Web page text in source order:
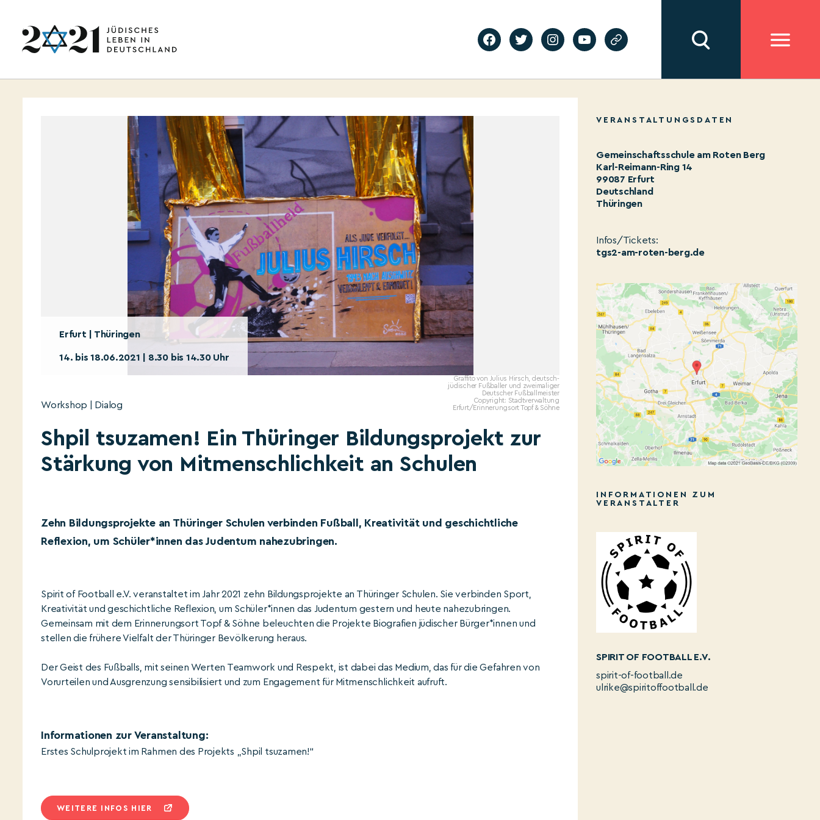
Erfurt | Thüringen
14. bis 18.06.2021 | 8.30 bis 14.30 Uhr
Graffito von Julius Hirsch, deutsch-
jüdischer Fußballer und zweimaliger
Deutscher Fußballmeister
Copyright: Stadtverwaltung
Erfurt/Erinnerungsort Topf & Söhne
Workshop | Dialog
Shpil tsuzamen! Ein Thüringer Bildungsprojekt zur
Stärkung von Mitmenschlichkeit an Schulen
Zehn Bildungsprojekte an Thüringer Schulen verbinden Fußball, Kreativität und geschichtliche
Reflexion, um Schüler*innen das Judentum nahezubringen.
Spirit of Football e.V. veranstaltet im Jahr 2021 zehn Bildungsprojekte an Thüringer Schulen. Sie verbinden Sport,
Kreativität und geschichtliche Reflexion, um Schüler*innen das Judentum gestern und heute nahezubringen.
Gemeinsam mit dem Erinnerungsort Topf & Söhne beleuchten die Projekte Biografien jüdischer Bürger*innen und
stellen die frühere Vielfalt der Thüringer Bevölkerung heraus.
Der Geist des Fußballs, mit seinen Werten Teamwork und Respekt, ist dabei das Medium, das für die Gefahren von
Vorurteilen und Ausgrenzung sensibilisiert und zum Engagement für Mitmenschlichkeit aufruft.
Informationen zur Veranstaltung:
Erstes Schulprojekt im Rahmen des Projekts „Shpil tsuzamen!“
WEITERE INFOS HIER
VERANSTALTUNGSDATEN
Gemeinschaftsschule am Roten Berg
Karl-Reimann-Ring 14
99087 Erfurt
Deutschland
Thüringen
Infos/Tickets:
tgs2-am-roten-berg.de
INFORMATIONEN ZUM
VERANSTALTER
SPIRIT OF FOOTBALL E.V.
spirit-of-football.de
ulrike@spiritoffootball.de